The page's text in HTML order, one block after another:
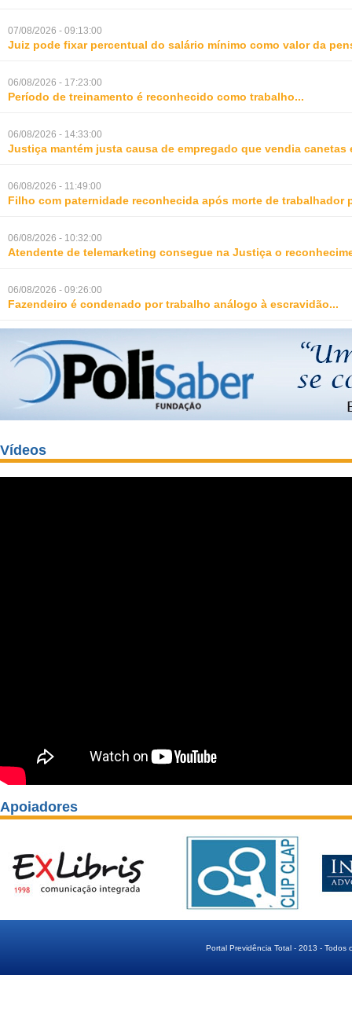
07/08/2026 - 09:13:00
Juiz pode fixar percentual do salário mínimo como valor da
06/08/2026 - 17:23:00
Período de treinamento é reconhecido como trabalho...
06/08/2026 - 14:33:00
Justiça mantém justa causa de empregado que vendia canetas
06/08/2026 - 11:49:00
Filho com paternidade reconhecida após morte de trabalhador
06/08/2026 - 10:32:00
Atendente de telemarketing consegue na Justiça o
06/08/2026 - 09:26:00
Fazendeiro é condenado por trabalho análogo à escravidão...
Vídeos
Apoiadores
Portal Previdência Total - 2013 - Todos